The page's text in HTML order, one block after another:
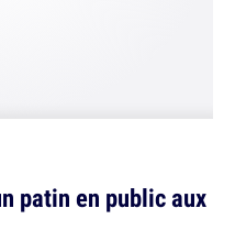
patin en public aux